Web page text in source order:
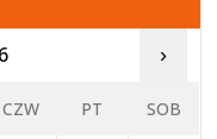
›
CZW PT SOB